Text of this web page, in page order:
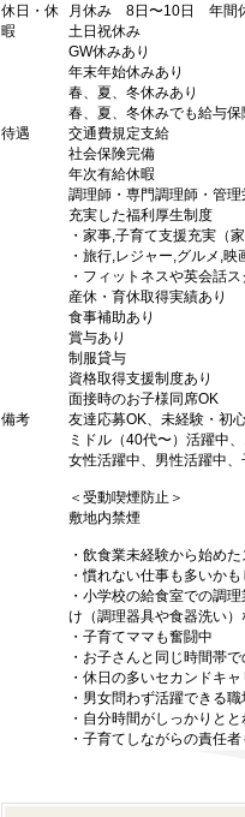
休日・休
暇
月休み 8日〜10日 年間
土日祝休み
GW休みあり
年末年始休みあり
春、夏、冬休みあり
春、夏、冬休みでも給与保
待遇
交通費規定支給
社会保険完備
年次有給休暇
調理師・専門調理師・管
充実した福利厚生制度
・家事,子育て支援充実（
・旅行,レジャー,グルメ,映
・フィットネスや英会話
産休・育休取得実績あり
食事補助あり
賞与あり
制服貸与
資格取得支援制度あり
面接時のお子様同席OK
備考
友達応募OK、未経験・初
ミドル（40代〜）活躍中
女性活躍中、男性活躍中
＜受動喫煙防止＞
敷地内禁煙
・飲食業未経験から始め
・慣れない仕事も多いか
・小学校の給食室での調
け（調理器具や食器洗い
・子育てママも奮闘中
・お子さんと同じ時間帯
・休日の多いセカンドキ
・男女問わず活躍できる
・自分時間がしっかりと
・子育てしながらの責任